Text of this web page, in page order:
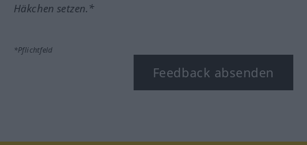
Häkchen setzen.*
*Pflichtfeld
Feedback absenden